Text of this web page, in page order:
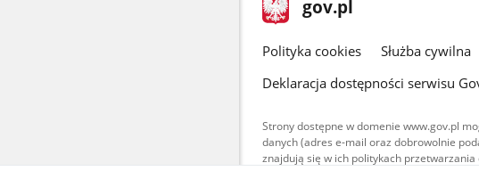
gov.pl
gov.pl
gov.pl
Polityka cookies Służba cywilna
Deklaracja dostępności serwisu
Strony dostępne w domenie www.gov.pl
danych (adres e-mail oraz dobrowolnie
znajdują się w ich politykach przetwarzania